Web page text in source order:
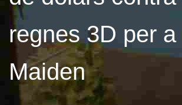
regnes 3D per a
Maiden